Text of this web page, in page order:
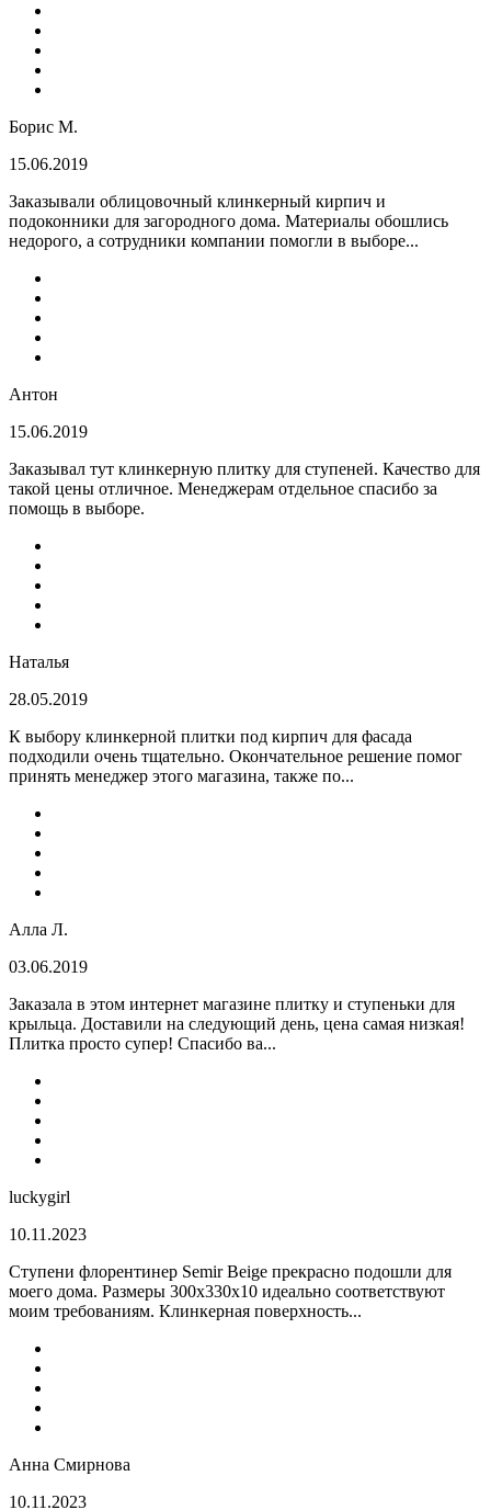
Борис М.
15.06.2019
Заказывали облицовочный клинкерный кирпич и
подоконники для загородного дома. Материалы обошлись
недорого, а сотрудники компании помогли в выборе...
Антон
15.06.2019
Заказывал тут клинкерную плитку для ступеней. Качество для
такой цены отличное. Менеджерам отдельное спасибо за
помощь в выборе.
Наталья
28.05.2019
К выбору клинкерной плитки под кирпич для фасада
подходили очень тщательно. Окончательное решение помог
принять менеджер этого магазина, также по...
Алла Л.
03.06.2019
Заказала в этом интернет магазине плитку и ступеньки для
крыльца. Доставили на следующий день, цена самая низкая!
Плитка просто супер! Спасибо ва...
luckygirl
10.11.2023
Ступени флорентинер Semir Beige прекрасно подошли для
моего дома. Размеры 300х330х10 идеально соответствуют
моим требованиям. Клинкерная поверхность...
Анна Смирнова
10.11.2023